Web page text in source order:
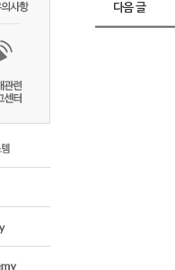
다음 글